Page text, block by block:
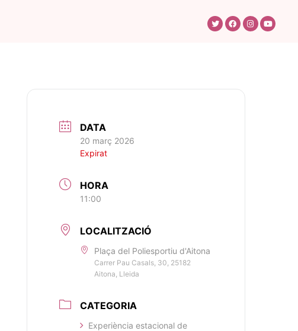
DATA
20 març 2026
Expirat
HORA
11:00
LOCALITZACIÓ
Plaça del Poliesportiu d'Aitona
Carrer Pau Casals, 30, 25182
Aitona, Lleida
CATEGORIA
Experiència estacional de